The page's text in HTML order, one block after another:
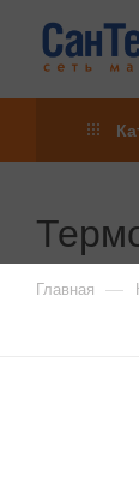
Главная —